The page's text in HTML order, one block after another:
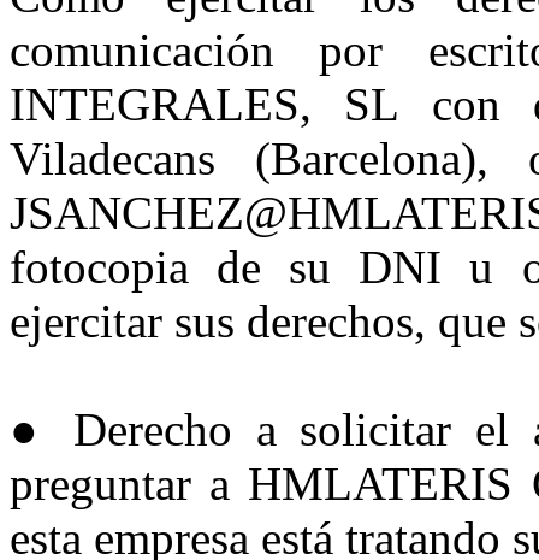
comunicación por
INTEGRALES, SL
Viladecans
fotocopia de su DNI u
ejercitar sus derechos, que
● Derecho a solicitar el
preguntar a
esta empresa está tratando